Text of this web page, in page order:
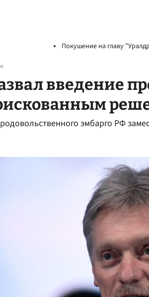
Покушение на главу
введение
эмбарго РФ